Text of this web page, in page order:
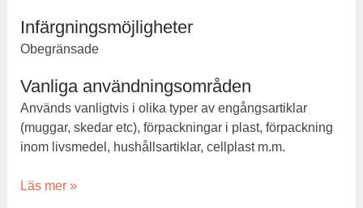
Infärgningsmöjligheter
Obegränsade
Vanliga användningsområden
Används vanligtvis i olika typer av engångsartiklar
(muggar, skedar etc), förpackningar i plast, förpackning
inom livsmedel, hushållsartiklar, cellplast m.m.
Läs mer »